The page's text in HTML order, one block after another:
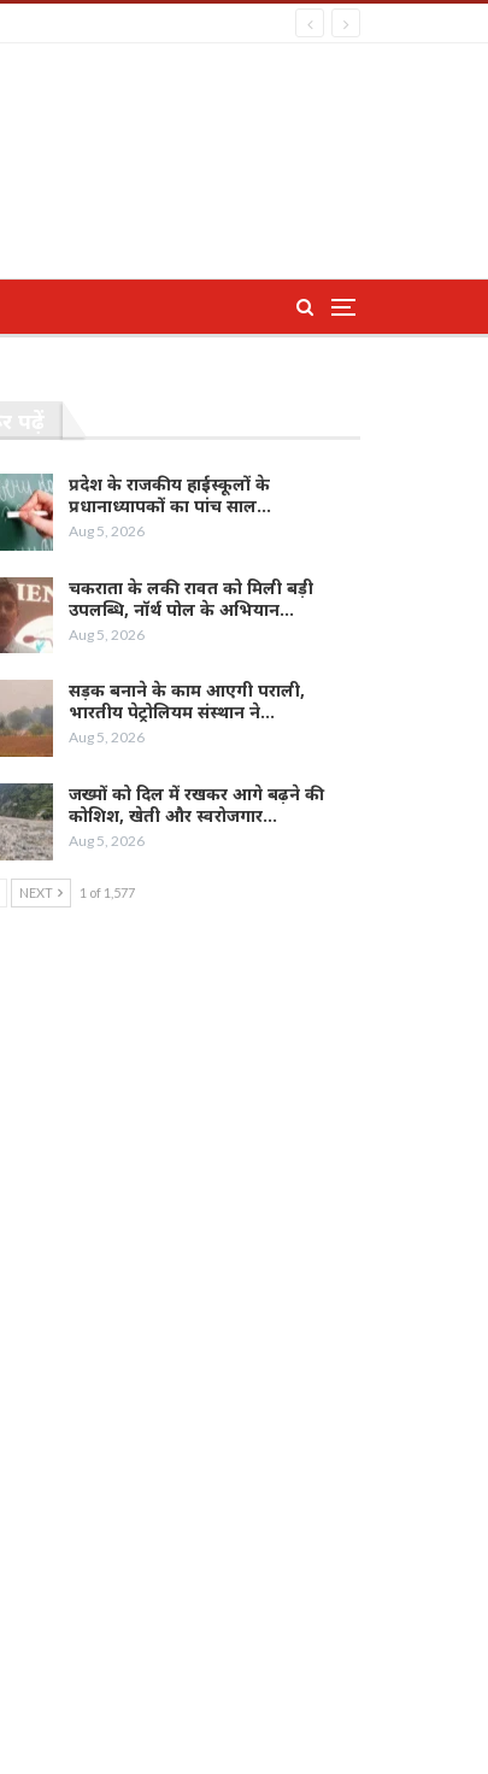
प्रदेश के राजकीय हाईस्कूलों के
प्रधानाध्यापकों का पांच साल…
Aug 5, 2026
चकराता के लकी रावत को मिली बड़ी
उपलब्धि, नॉर्थ पोल के अभियान…
Aug 5, 2026
सड़क बनाने के काम आएगी पराली,
भारतीय पेट्रोलियम संस्थान ने…
Aug 5, 2026
जख्मों को दिल में रखकर आगे बढ़ने की
कोशिश, खेती और स्वरोजगार…
Aug 5, 2026
NEXT 1 of 1,577